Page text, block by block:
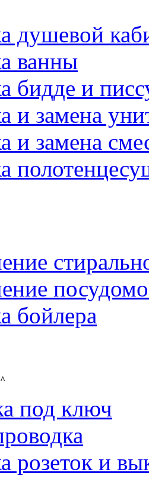
душевой
ванны
бидде и
и замена
и замена
бойлера
^
под ключ
розеток и